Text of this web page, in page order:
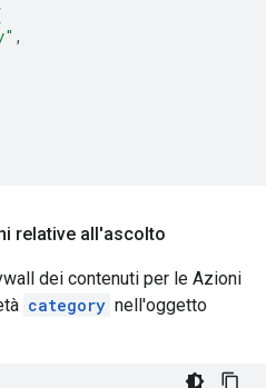
,
relative all'ascolto
dei contenuti per le Azioni
category nell'oggetto